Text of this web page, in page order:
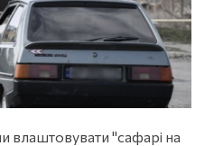
влаштовувати "сафарі на